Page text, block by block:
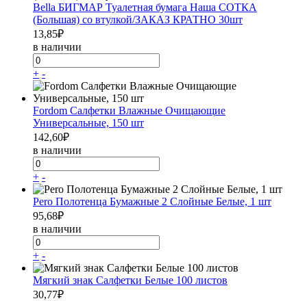
Bella БИГМАР Туалетная бумага Наша СОТКА
(Большая) со втулкой/ЗАКАЗ КРАТНО 30шт
13,85₽
в наличии
+ -
Fordom Салфетки Влажные Очищающие
Универсальные, 150 шт
142,60₽
в наличии
+ -
Pero Полотенца Бумажные 2 Слойные Белые, 1 шт
95,68₽
в наличии
+ -
Мягкий знак Салфетки Белые 100 листов
30,77₽